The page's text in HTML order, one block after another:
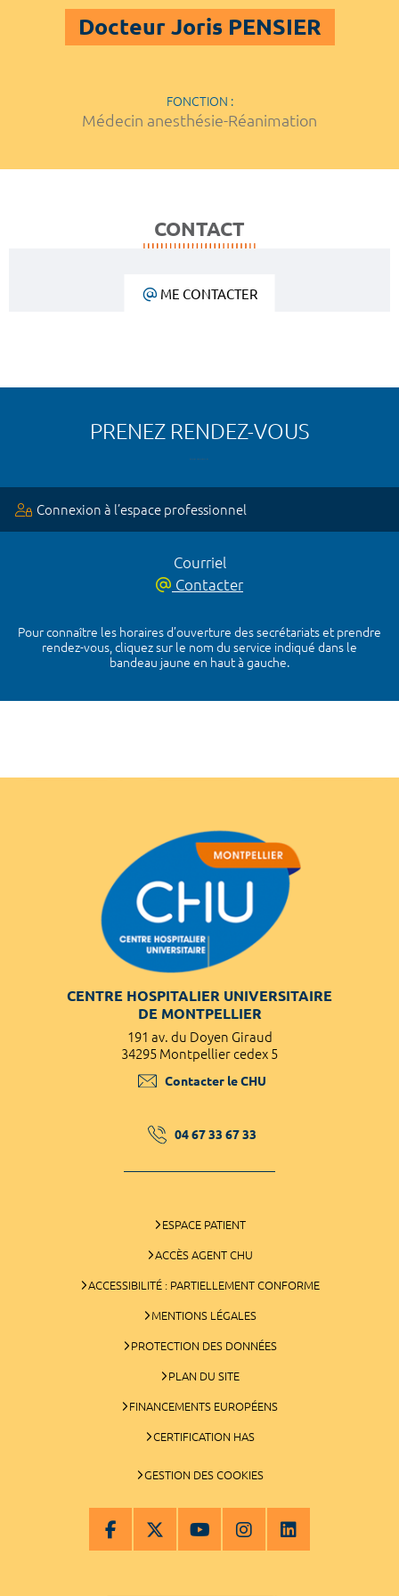
Docteur Joris PENSIER
FONCTION :
Médecin anesthésie-Réanimation
CONTACT
ME CONTACTER
PRENEZ RENDEZ-VOUS
Connexion à l’espace professionnel
Courriel
Contacter
Pour connaître les horaires d’ouverture des secrétariats et prendre
rendez-vous, cliquez sur le nom du service indiqué dans le
bandeau jaune en haut à gauche.
CENTRE HOSPITALIER UNIVERSITAIRE
DE MONTPELLIER
191 av. du Doyen Giraud
34295 Montpellier cedex 5
Contacter le CHU
04 67 33 67 33
ESPACE PATIENT
ACCÈS AGENT CHU
ACCESSIBILITÉ : PARTIELLEMENT CONFORME
MENTIONS LÉGALES
PROTECTION DES DONNÉES
PLAN DU SITE
FINANCEMENTS EUROPÉENS
CERTIFICATION HAS
GESTION DES COOKIES